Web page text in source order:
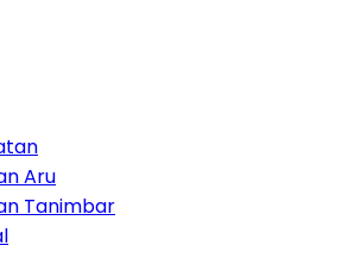
Aru
Tanimbar